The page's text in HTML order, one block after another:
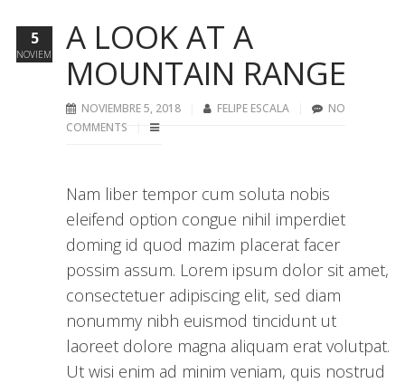
A LOOK AT A
MOUNTAIN RANGE
NOVIEMBRE 5, 2018 FELIPE ESCALA
NO
COMMENTS
Nam liber tempor cum soluta nobis
eleifend option congue nihil imperdiet
doming id quod mazim placerat facer
possim assum. Lorem ipsum dolor sit amet,
consectetuer adipiscing elit, sed diam
nonummy nibh euismod tincidunt ut
laoreet dolore magna aliquam erat volutpat.
Ut wisi enim ad minim veniam, quis nostrud
5
NOVIEMBRE